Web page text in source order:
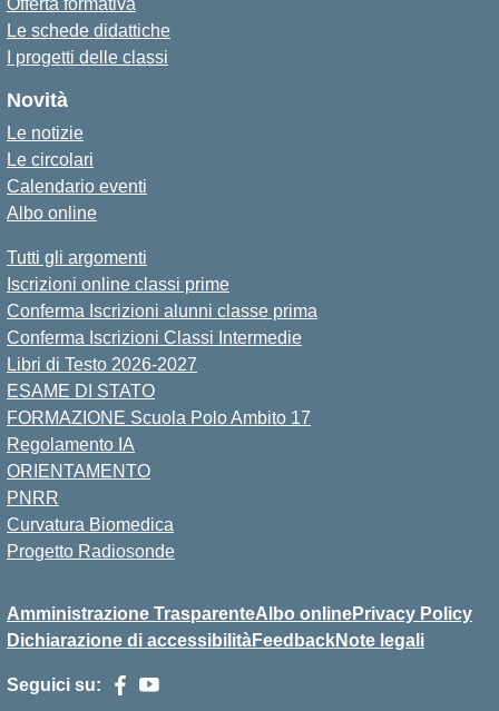
Offerta formativa
Le schede didattiche
I progetti delle classi
Novità
Le notizie
Le circolari
Calendario eventi
Albo online
Tutti gli argomenti
Iscrizioni online classi prime
Conferma Iscrizioni alunni classe prima
Conferma Iscrizioni Classi Intermedie
Libri di Testo 2026-2027
ESAME DI STATO
FORMAZIONE Scuola Polo Ambito 17
Regolamento IA
ORIENTAMENTO
PNRR
Curvatura Biomedica
Progetto Radiosonde
Amministrazione TrasparenteAlbo onlinePrivacy Policy
Dichiarazione di accessibilitàFeedbackNote legali
Seguici su: